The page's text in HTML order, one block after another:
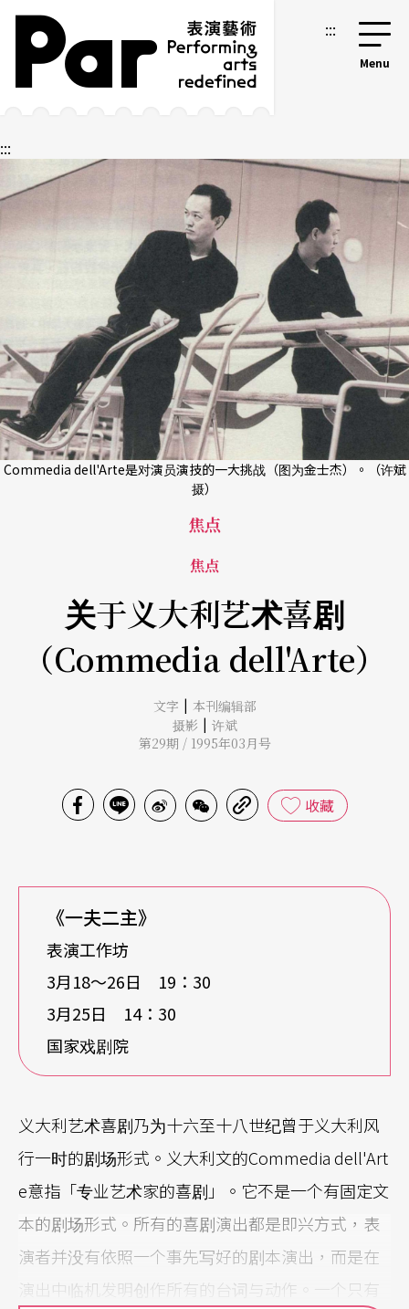
跳到主要内容区块
网站导览 :::
:::
Commedia dell'Arte是对演员演技的一大挑战（图为金士杰）。（许斌
摄）
焦点
焦点
关于义大利艺术喜剧
（Commedia dell'Arte）
文字 | 本刊编辑部
摄影 | 许斌
第29期 / 1995年03月号
收藏
《一夫二主》
表演工作坊
3月18〜26日 19：30
3月25日 14：30
国家戏剧院
义大利艺术喜剧乃为十六至十八世纪曾于义大利风
行一时的剧场形式。义大利文的Commedia dell'Art
e意指「专业艺术家的喜剧」。它不是一个有固定文
本的剧场形式。所有的喜剧演出都是即兴方式，表
演者并没有依照一个事先写好的剧本演出，而是在
演出中临机发明创作所有的台词与动作。一个只有